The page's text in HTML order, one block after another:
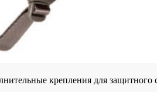
крепления для